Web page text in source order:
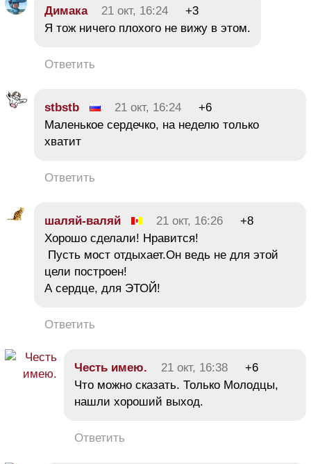
Димака 21 окт, 16:24
+3
Я тож ничего плохого не вижу в этом.
Ответить
stbstb 21 окт, 16:24
+6
Маленькое сердечко, на неделю только
хватит
Ответить
шаляй-валяй 21 окт, 16:26
+8
Хорошо сделали! Нравится!
Пусть мост отдыхает.Он ведь не для этой
цели построен!
А сердце, для ЭТОЙ!
Ответить
Честь имею. 21 окт, 16:38
+6
Что можно сказать. Только Молодцы,
нашли хороший выход.
Ответить